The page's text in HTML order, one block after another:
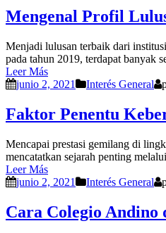
Mengenal Profil
Menjadi lulusan terbaik dari
pada tahun 2019, terdapat banyak
Leer Más
junio 2, 2021
Interés General
Faktor Penentu
Mencapai prestasi gemilang di
mencatatkan sejarah penting
Leer Más
junio 2, 2021
Interés General
Cara Colegio Andino